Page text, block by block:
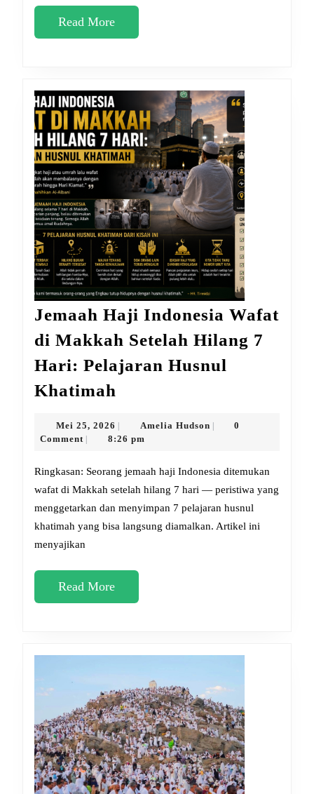
Read MoreRead
More
Jemaah Haji Indonesia Wafat
di Makkah Setelah Hilang 7
Hari: Pelajaran Husnul
Khatimah
Indonesia
Wafat
di
Makkah
Setelah
Hilang
Hari:
Pelajaran
Mei 25, 2026 Mei
25,
Amelia HudsonAmelia
0
Comment
8:26 pm
Ringkasan: Seorang jemaah haji Indonesia ditemukan
wafat di Makkah setelah hilang 7 hari — peristiwa yang
menggetarkan dan menyimpan 7 pelajaran husnul
khatimah yang bisa langsung diamalkan. Artikel ini
menyajikan
Read MoreRead
More